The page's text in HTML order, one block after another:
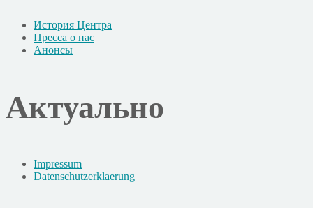
История Центра
Пресса о нас
Анонсы
Актуально
Impressum
Datenschutzerklaerung